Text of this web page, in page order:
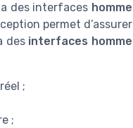
des interfaces homme
permet d’assurer
des interfaces homme
;
;